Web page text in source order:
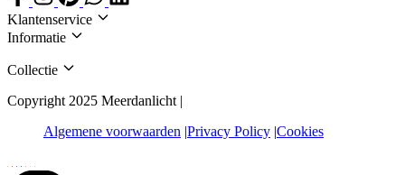
Klantenservice
Informatie
Collectie
Copyright 2025 Meerdanlicht |
Algemene voorwaarden Privacy Policy Cookies